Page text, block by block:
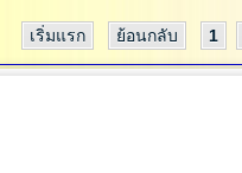
เริ่มแรก ย้อนกลับ 1